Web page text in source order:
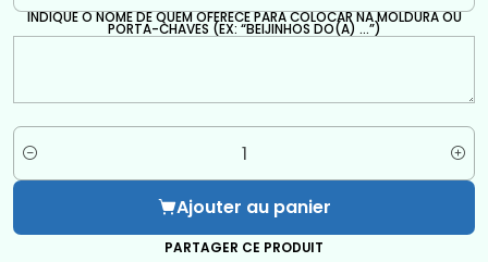
INDIQUE O NOME DE QUEM OFERECE PARA COLOCAR NA MOLDURA OU
PORTA-CHAVES (EX: “BEIJINHOS DO(A) …”)
Quantité
Ajouter au panier
PARTAGER CE PRODUIT